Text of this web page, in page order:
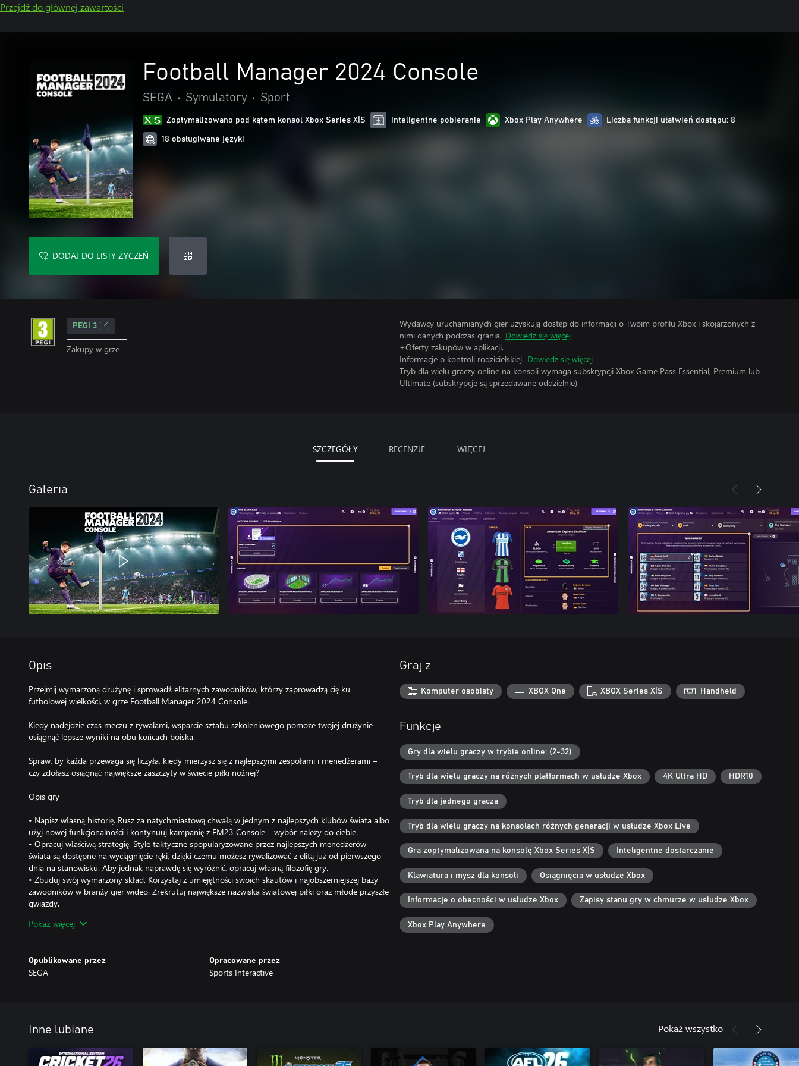
Przejdź do głównej zawartości
Football Manager 2024 Console
SEGA • Symulatory • Sport
Zoptymalizowano pod kątem konsol Xbox Series X|S Inteligentne pobieranie Xbox Play Anywhere Liczba funkcji ułatwień dostępu: 8
18 obsługiwane języki
DODAJ DO LISTY ŻYCZEŃ
PEGI 3
Zakupy w grze
Wydawcy uruchamianych gier uzyskują dostęp do informacji o Twoim profilu Xbox i skojarzonych z
nimi danych podczas grania. Dowiedz się więcej
+Oferty zakupów w aplikacji.
Informacje o kontroli rodzicielskiej. Dowiedz się więcej
Tryb dla wielu graczy online na konsoli wymaga subskrypcji Xbox Game Pass Essential, Premium lub
Ultimate (subskrypcje są sprzedawane oddzielnie).
SZCZEGÓŁY RECENZJE WIĘCEJ
Galeria
Opis
Przejmij wymarzoną drużynę i sprowadź elitarnych zawodników, którzy zaprowadzą cię ku
futbolowej wielkości, w grze Football Manager 2024 Console.
Kiedy nadejdzie czas meczu z rywalami, wsparcie sztabu szkoleniowego pomoże twojej drużynie
osiągnąć lepsze wyniki na obu końcach boiska.
Spraw, by każda przewaga się liczyła, kiedy mierzysz się z najlepszymi zespołami i menedżerami –
czy zdołasz osiągnąć największe zaszczyty w świecie piłki nożnej?
Opis gry
• Napisz własną historię. Rusz za natychmiastową chwałą w jednym z najlepszych klubów świata albo
użyj nowej funkcjonalności i kontynuuj kampanię z FM23 Console – wybór należy do ciebie.
• Opracuj właściwą strategię. Style taktyczne spopularyzowane przez najlepszych menedżerów
świata są dostępne na wyciągnięcie ręki, dzięki czemu możesz rywalizować z elitą już od pierwszego
dnia na stanowisku. Aby jednak naprawdę się wyróżnić, opracuj własną filozofię gry.
• Zbuduj swój wymarzony skład. Korzystaj z umiejętności swoich skautów i najobszerniejszej bazy
zawodników w branży gier wideo. Zrekrutuj największe nazwiska światowej piłki oraz młode przyszłe
gwiazdy.
emocje związane z oglądaniem meczu z ławki trenerskiej.
NOWOŚCI W TYM SEZONIE
Poprawiaj formę swoich zawodników dzięki ulepszonym metodom treningowym. Możliwość
trenowania piłkarzy w grupach przypisanych do pozycji daje ci lepszą kontrolę, a ulepszenia
dotyczące mentoringu ułatwiają ci przekazywanie wiedzy gwiazd światowego formatu młodym
zawodnikom.
Pokaż więcej
Opublikowane przez
SEGA
Opracowane przez
Sports Interactive
Graj z
Komputer osobisty XBOX One XBOX Series X|S Handheld
Funkcje
Gry dla wielu graczy w trybie online: (2-32)
Tryb dla wielu graczy na różnych platformach w usłudze Xbox 4K Ultra HD HDR10
Tryb dla jednego gracza
Tryb dla wielu graczy na konsolach różnych generacji w usłudze Xbox Live
Gra zoptymalizowana na konsolę Xbox Series X|S Inteligentne dostarczanie
Klawiatura i mysz dla konsoli Osiągnięcia w usłudze Xbox
Informacje o obecności w usłudze Xbox Zapisy stanu gry w chmurze w usłudze Xbox
Xbox Play Anywhere
Inne lubiane Pokaż wszystko